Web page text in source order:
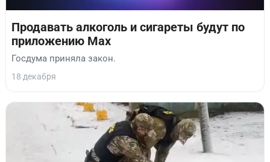
Продавать алкоголь и сигареты будут по
приложению Max
Госдума приняла закон.
18 декабря